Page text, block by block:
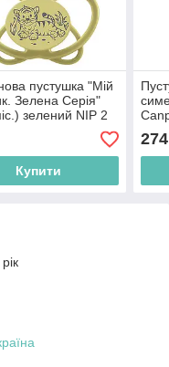
пустушка "Мій
Зелена Серія"
зелений NIP 2
Купити
шт.
274